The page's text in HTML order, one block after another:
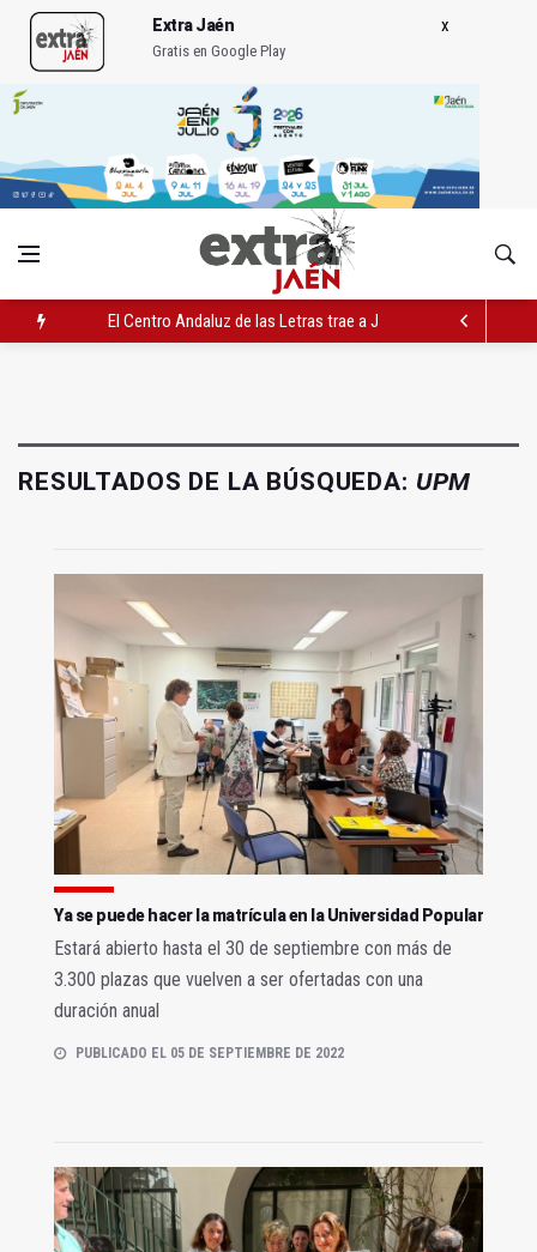
Extra Jaén
Gratis en Google Play
El Centro Andaluz de las Letras trae a Jaén al filósofo Omar
RESULTADOS DE LA BÚSQUEDA: UPM
Ya se puede hacer la matrícula en la Universidad Popular
Estará abierto hasta el 30 de septiembre con más de
3.300 plazas que vuelven a ser ofertadas con una
duración anual
PUBLICADO EL 05 DE SEPTIEMBRE DE 2022